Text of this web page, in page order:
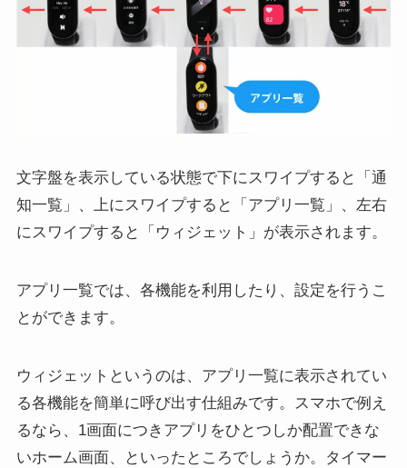
文字盤を表示している状態で下にスワイプすると「通
知一覧」、上にスワイプすると「アプリ一覧」、左右
にスワイプすると「ウィジェット」が表示されます。
アプリ一覧では、各機能を利用したり、設定を行うこ
とができます。
ウィジェットというのは、アプリ一覧に表示されてい
る各機能を簡単に呼び出す仕組みです。スマホで例え
るなら、1画面につきアプリをひとつしか配置できな
いホーム画面、といったところでしょうか。タイマー